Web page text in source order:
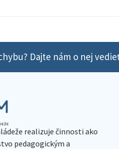
Dajte nám o nej
realizuje činnosti ako
pedagogickým a